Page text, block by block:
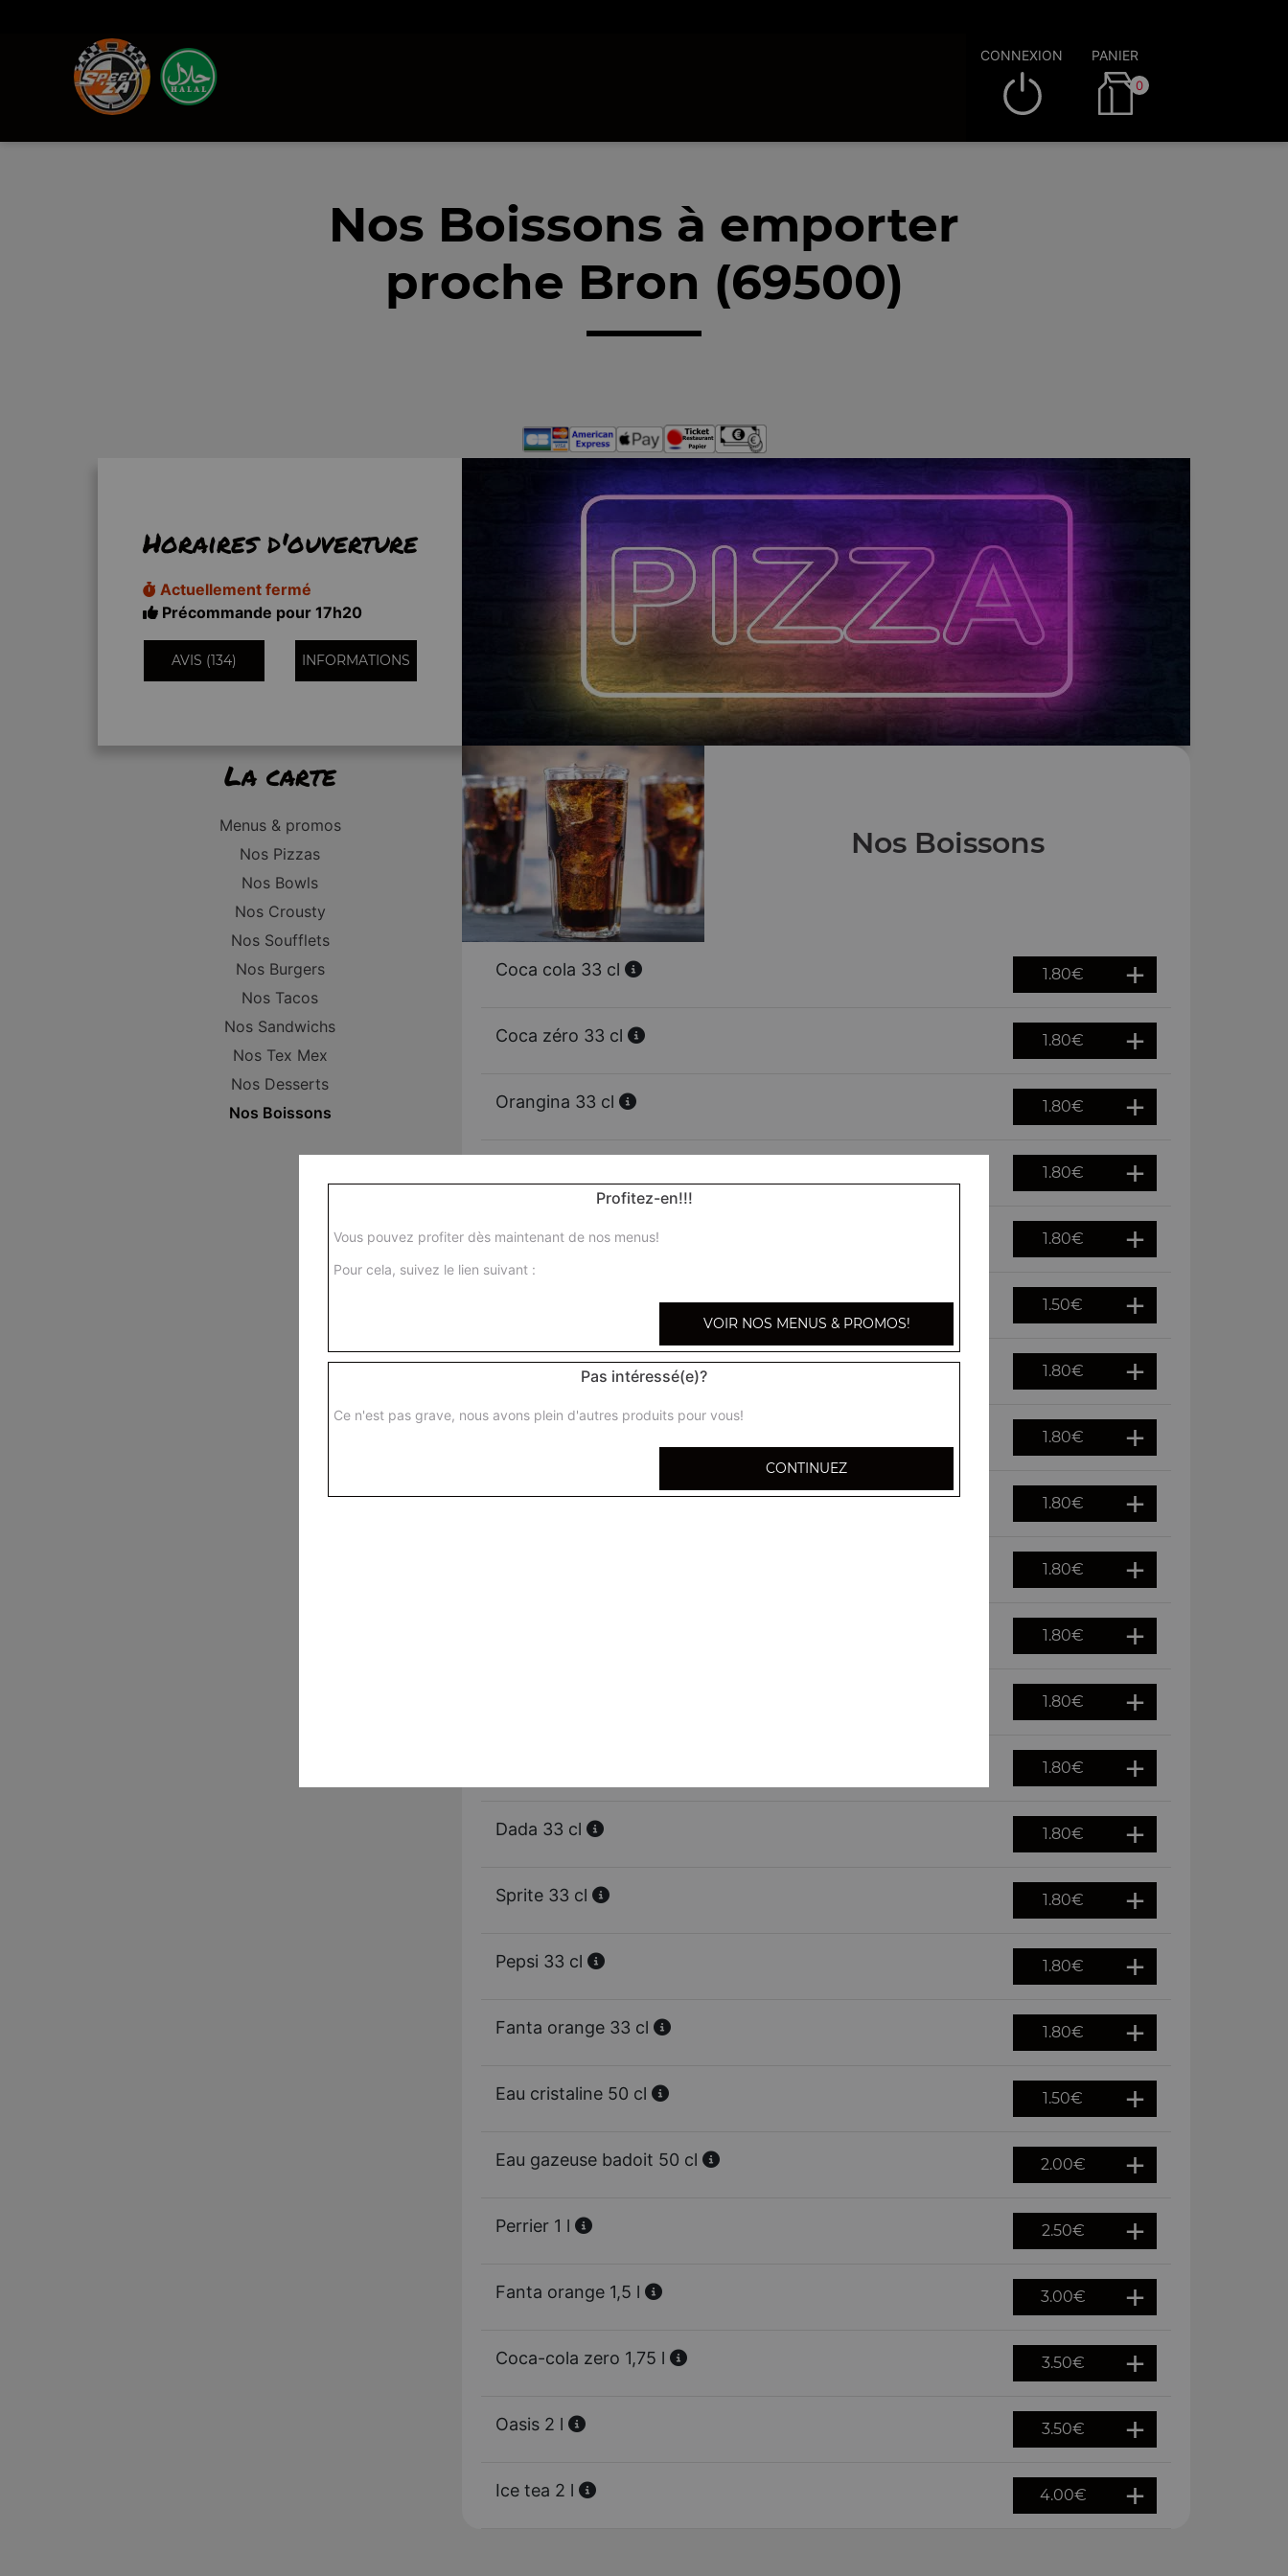
CONNEXION PANIER
0
Nos Boissons à emporter
proche Bron (69500)
Horaires d'ouverture
Actuellement fermé
Précommande pour 17h20
AVIS (134) INFORMATIONS
La carte
Menus & promos
Nos Pizzas
Nos Bowls
Nos Crousty
Nos Soufflets
Nos Burgers
Nos Tacos
Nos Sandwichs
Nos Tex Mex
Nos Desserts
Nos Boissons
Nos Boissons
Coca cola 33 cl 1.80€
Coca zéro 33 cl 1.80€
Orangina 33 cl 1.80€
1.80€
Oasis tropical 33 cl 1.80€
1.50€
7up 33 cl 1.80€
1.80€
Oasis pomme cassis 33 cl 1.80€
1.80€
1.80€
1.80€
1.80€
Dada 33 cl 1.80€
Sprite 33 cl 1.80€
Pepsi 33 cl 1.80€
Fanta orange 33 cl 1.80€
Eau cristaline 50 cl 1.50€
Eau gazeuse badoit 50 cl 2.00€
Perrier 1 l 2.50€
Fanta orange 1,5 l 3.00€
Coca-cola zero 1,75 l 3.50€
Oasis 2 l 3.50€
Ice tea 2 l 4.00€
Profitez-en!!!
Vous pouvez profiter dès maintenant de nos menus!
Pour cela, suivez le lien suivant :
VOIR NOS MENUS & PROMOS!
Pas intéressé(e)?
Ce n'est pas grave, nous avons plein d'autres produits pour vous!
CONTINUEZ